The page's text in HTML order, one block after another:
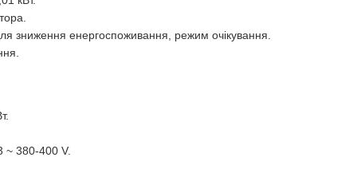
зниження енергоспоживання, режим очікування.
~ 380-400 V.